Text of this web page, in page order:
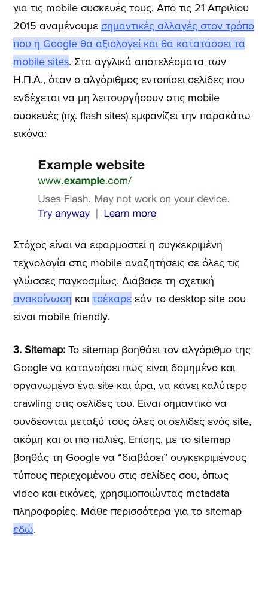
για τις mobile συσκευές τους. Από τις 21 Απριλίου
2015 αναμένουμε σημαντικές αλλαγές στον τρόπο
που η Google θα αξιολογεί και θα κατατάσσει τα
mobile sites. Στα αγγλικά αποτελέσματα των
Η.Π.Α., όταν ο αλγόριθμος εντοπίσει σελίδες που
ενδέχεται να μη λειτουργήσουν στις mobile
συσκευές (πχ. flash sites) εμφανίζει την παρακάτω
εικόνα:
Στόχος είναι να εφαρμοστεί η συγκεκριμένη
τεχνολογία στις mobile αναζητήσεις σε όλες τις
γλώσσες παγκοσμίως. Διάβασε τη σχετική
ανακοίνωση και τσέκαρεεάν το desktop site σου
είναι mobile friendly.
3. Sitemap:Το sitemap βοηθάει τον αλγόριθμο της
Google να κατανοήσει πώς είναι δομημένο και
οργανωμένο ένα site και άρα, να κάνει καλύτερο
crawling στις σελίδες του. Είναι σημαντικό να
συνδέονται μεταξύ τους όλες οι σελίδες ενός site,
ακόμη και οι πιο παλιές. Επίσης, με το sitemap
βοηθάς τη Google να “διαβάσει” συγκεκριμένους
τύπους περιεχομένου στις σελίδες σου, όπως
video και εικόνες, χρησιμοποιώντας metadata
πληροφορίες. Μάθε περισσότερα για το sitemap
εδώ.